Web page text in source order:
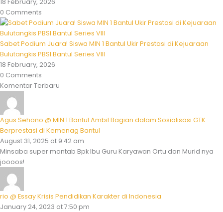
0 Comments
Sabet Podium Juara! Siswa MIN 1 Bantul Ukir Prestasi di Kejuaraan
Bulutangkis PBSI Bantul Series VIII
18 February, 2026
0 Comments
Komentar Terbaru
Agus Sehono @ MIN 1 Bantul Ambil Bagian dalam Sosialisasi GTK
Berprestasi di Kemenag Bantul
August 31, 2025 at 9:42 am
Minsaba super mantab Bpk Ibu Guru Karyawan Ortu dan Murid nya
joooos!
rio @ Essay Krisis Pendidikan Karakter di Indonesia
January 24, 2023 at 7:50 pm